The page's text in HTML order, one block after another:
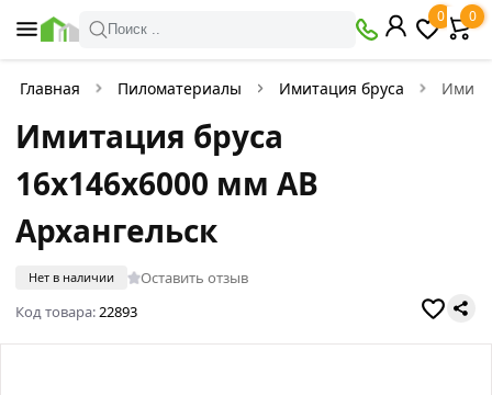
Поиск ..
0 0
Главная Пиломатериалы Имитация бруса
Имитация бруса
16х146х6000 мм АВ
Архангельск
Нет в наличии
Оставить отзыв
Код товара:22893